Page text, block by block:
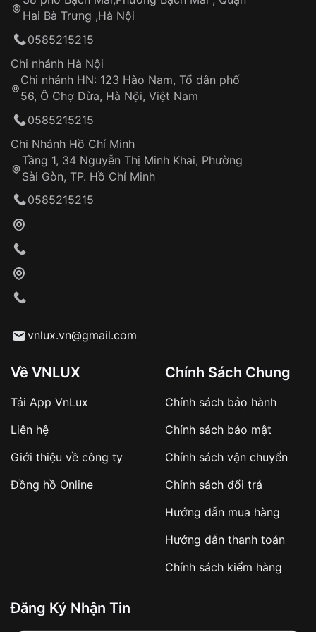
Hotline: 0585 215 215
Từ khóa SEO:
Khách hàng kiểm tra và thanh toán trực tiếp
Từ khóa SEO:
sản phẩm đặc biệt
hàng
Số tiền còn lại thanh toán khi nhận hàng hoặc
✔️ Đảm bảo xử lý đơn hàng nhanh chóng
✔️ Hạn chế tình trạng hủy đơn không mong
Từ khóa SEO:
Tự ý sửa chữa
thống VNLUX
Đảm bảo quyền lợi khách hàng
Đồng hành cùng khách hàng trong suốt quá
trình sử dụng
Hai Bà Trưng ,Hà Nội
0585215215
Chi nhánh Hà Nội
Chi nhánh HN: 123 Hào Nam, Tổ dân phố
56, Ô Chợ Dừa, Hà Nội, Việt Nam
0585215215
Chi Nhánh Hồ Chí Minh
Tầng 1, 34 Nguyễn Thị Minh Khai, Phường
Sài Gòn, TP. Hồ Chí Minh
0585215215
vnlux.vn@gmail.com
Về VNLUX
Tải App VnLux
Liên hệ
Giới thiệu về công ty
Đồng hồ Online
Chính Sách Chung
Chính sách bảo hành
Chính sách bảo mật
Chính sách vận chuyển
Chính sách đổi trả
Hướng dẫn mua hàng
Hướng dẫn thanh toán
Chính sách kiểm hàng
Đăng Ký Nhận Tin